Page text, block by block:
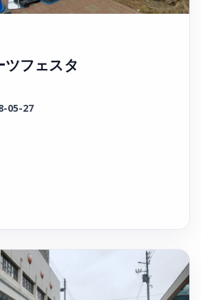
ツフェスタ
05-27